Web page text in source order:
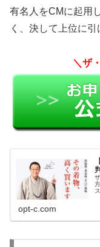
有名人をCMに起用
く、決して上位に
＼ザ
opt-c.com